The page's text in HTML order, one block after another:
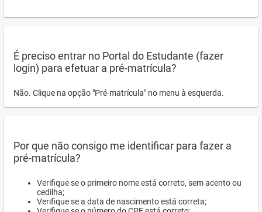
É preciso entrar no Portal do Estudante (fazer
login) para efetuar a pré-matrícula?
Não. Clique na opção "Pré-matrícula" no menu à esquerda.
Por que não consigo me identificar para fazer a
pré-matrícula?
Verifique se o primeiro nome está correto, sem acento ou
cedilha;
Verifique se a data de nascimento está correta;